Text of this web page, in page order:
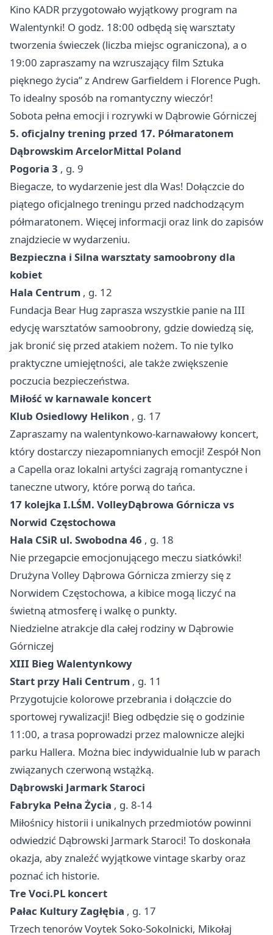
Kino KADR przygotowało wyjątkowy program na
Walentynki! O godz. 18:00 odbędą się warsztaty
tworzenia świeczek (liczba miejsc ograniczona), a o
19:00 zapraszamy na wzruszający film Sztuka
pięknego życia” z Andrew Garfieldem i Florence Pugh.
To idealny sposób na romantyczny wieczór!
Sobota pełna emocji i rozrywki w Dąbrowie Górniczej
5. oficjalny trening przed 17. Półmaratonem
Dąbrowskim ArcelorMittal Poland
Pogoria 3 , g. 9
Biegacze, to wydarzenie jest dla Was! Dołączcie do
piątego oficjalnego treningu przed nadchodzącym
półmaratonem. Więcej informacji oraz link do zapisów
znajdziecie w wydarzeniu.
Bezpieczna i Silna warsztaty samoobrony dla
kobiet
Hala Centrum , g. 12
Fundacja Bear Hug zaprasza wszystkie panie na III
edycję warsztatów samoobrony, gdzie dowiedzą się,
jak bronić się przed atakiem nożem. To nie tylko
praktyczne umiejętności, ale także zwiększenie
poczucia bezpieczeństwa.
Miłość w karnawale koncert
Klub Osiedlowy Helikon , g. 17
Zapraszamy na walentynkowo-karnawałowy koncert,
który dostarczy niezapomnianych emocji! Zespół Non
a Capella oraz lokalni artyści zagrają romantyczne i
taneczne utwory, które porwą do tańca.
17 kolejka I.LŚM. VolleyDąbrowa Górnicza vs
Norwid Częstochowa
Hala CSiR ul. Swobodna 46 , g. 18
Nie przegapcie emocjonującego meczu siatkówki!
Drużyna Volley Dąbrowa Górnicza zmierzy się z
Norwidem Częstochowa, a kibice mogą liczyć na
świetną atmosferę i walkę o punkty.
Niedzielne atrakcje dla całej rodziny w Dąbrowie
Górniczej
XIII Bieg Walentynkowy
Start przy Hali Centrum , g. 11
Przygotujcie kolorowe przebrania i dołączcie do
sportowej rywalizacji! Bieg odbędzie się o godzinie
11:00, a trasa poprowadzi przez malownicze alejki
parku Hallera. Można biec indywidualnie lub w parach
związanych czerwoną wstążką.
Dąbrowski Jarmark Staroci
Fabryka Pełna Życia , g. 8-14
Miłośnicy historii i unikalnych przedmiotów powinni
odwiedzić Dąbrowski Jarmark Staroci! To doskonała
okazja, aby znaleźć wyjątkowe vintage skarby oraz
poznać ich historie.
Tre Voci.PL koncert
Pałac Kultury Zagłębia , g. 17
Trzech tenorów Voytek Soko-Sokolnicki, Mikołaj